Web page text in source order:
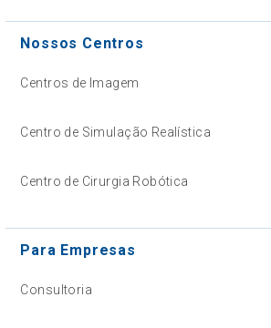
Nossos Centros
Centros de Imagem
Centro de Simulação Realística
Centro de Cirurgia Robótica
Para Empresas
Consultoria